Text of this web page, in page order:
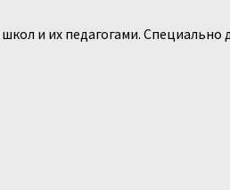
и их педагогами. Специально